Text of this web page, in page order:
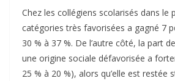
Chez les collégiens scolarisés dans le
catégories très favorisées a gagné 7
30 % à 37 %. De l’autre côté, la part
une origine sociale défavorisée a
25 % à 20 %), alors qu’elle est restée